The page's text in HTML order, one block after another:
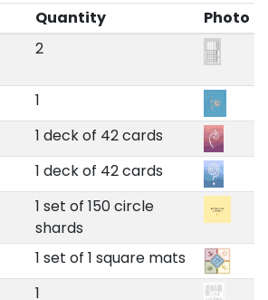
Quantity
Photo
2
1
1 deck of 42 cards
1 deck of 42 cards
1 set of 150 circle
shards
1 set of 1 square mats
1